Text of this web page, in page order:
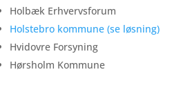
Holbæk Erhvervsforum
Holstebro kommune (se løsning)
Hvidovre Forsyning
Hørsholm Kommune